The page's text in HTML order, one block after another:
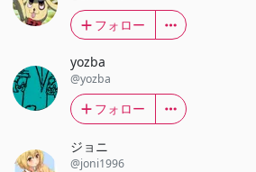
フォロー
yozba
@yozba
フォロー
ジョニ
@joni1996